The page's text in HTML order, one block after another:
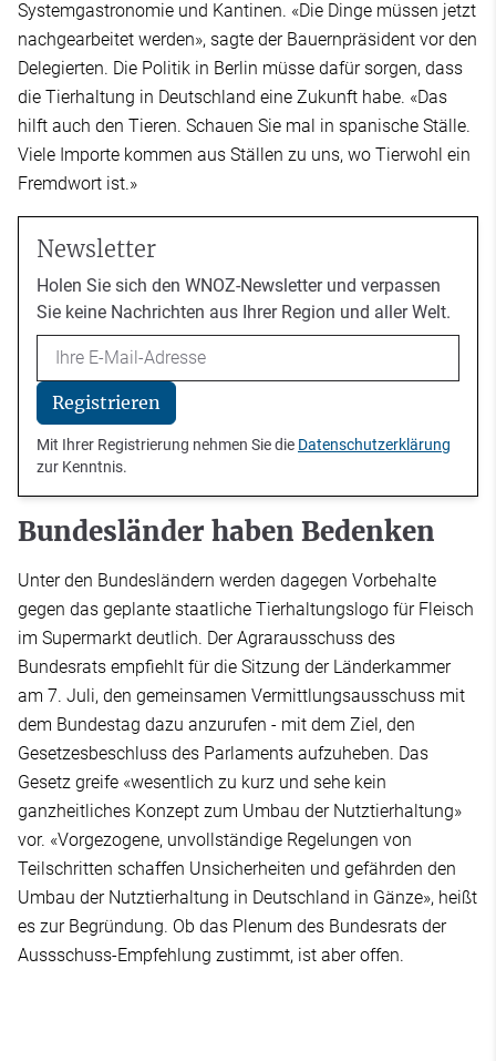
Systemgastronomie und Kantinen. «Die Dinge müssen jetzt
nachgearbeitet werden», sagte der Bauernpräsident vor den
Delegierten. Die Politik in Berlin müsse dafür sorgen, dass
die Tierhaltung in Deutschland eine Zukunft habe. «Das
hilft auch den Tieren. Schauen Sie mal in spanische Ställe.
Viele Importe kommen aus Ställen zu uns, wo Tierwohl ein
Fremdwort ist.»
Newsletter
Holen Sie sich den WNOZ-Newsletter und verpassen
Sie keine Nachrichten aus Ihrer Region und aller Welt.
Email
Registrieren
Mit Ihrer Registrierung nehmen Sie die Datenschutzerklärung
zur Kenntnis.
Bundesländer haben Bedenken
Unter den Bundesländern werden dagegen Vorbehalte
gegen das geplante staatliche Tierhaltungslogo für Fleisch
im Supermarkt deutlich. Der Agrarausschuss des
Bundesrats empfiehlt für die Sitzung der Länderkammer
am 7. Juli, den gemeinsamen Vermittlungsausschuss mit
dem Bundestag dazu anzurufen - mit dem Ziel, den
Gesetzesbeschluss des Parlaments aufzuheben. Das
Gesetz greife «wesentlich zu kurz und sehe kein
ganzheitliches Konzept zum Umbau der Nutztierhaltung»
vor. «Vorgezogene, unvollständige Regelungen von
Teilschritten schaffen Unsicherheiten und gefährden den
Umbau der Nutztierhaltung in Deutschland in Gänze», heißt
es zur Begründung. Ob das Plenum des Bundesrats der
Aussschuss-Empfehlung zustimmt, ist aber offen.